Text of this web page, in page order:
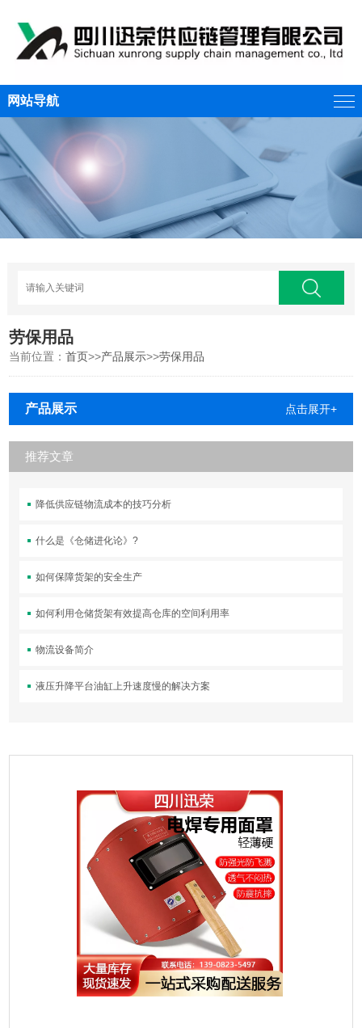
网站导航
劳保用品
当前位置：首页>>产品展示>>劳保用品
产品展示 点击展开+
推荐文章
降低供应链物流成本的技巧分析
什么是《仓储进化论》?
如何保障货架的安全生产
如何利用仓储货架有效提高仓库的空间利用率
物流设备简介
液压升降平台油缸上升速度慢的解决方案